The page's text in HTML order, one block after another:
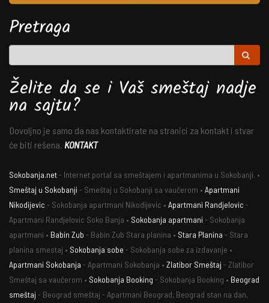
Pretraga
Želite da se i Vaš smeštaj nadje
na sajtu?
Dovoljno je samo da nas kontaktirate na stranici za kontakt i stvar
će biti rešena. KONTAKT
Sokobanja.net- Internet portal sa smeštajem i apartmanima u Sokobanji. •
Smeštaj u Sokobanji - Smeštaj u Sokobanji sa vaučerom • Apartmani
Nikodijevic - Sokobanja apartmani Nikodijevic • Apartmani Randjelovic -
Apartmani Randjelovic Soko Banja • Sokobanja apartmani - Sokobanja
apartmani • Babin Zub - Babin Zub Stara planina • Stara Planina - Stara
planina smestaj • Sokobanja sobe - Sokobanja sobe za izdavanje •
Apartmani Sokobanja - Apartmani Sokobanja • Zlatibor Smeštaj - Zlatibor
Smeštaj sa vaučerom • Sokobanja Booking - Sokobanja Booking • Beograd
smeštaj - Beograd smeštaj - Apartmani Beograd, Beograd stan na dan,